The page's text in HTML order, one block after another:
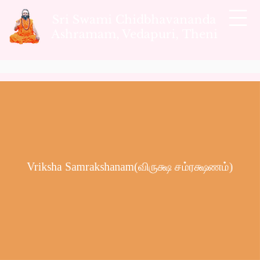
Vriksha Samrakshanam(விருக்ஷ சம்ரக்ஷணம்)